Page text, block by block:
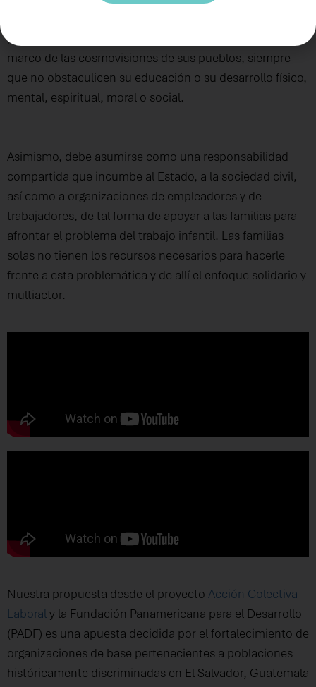
permanencia de sus valores, cultura e identidad, en el
marco de las cosmovisiones de sus pueblos, siempre
que no obstaculicen su educación o su desarrollo físico,
mental, espiritual, moral o social.
Asimismo, debe asumirse como una responsabilidad
compartida que incumbe al Estado, a la sociedad civil,
así como a organizaciones de empleadores y de
trabajadores, de tal forma de apoyar a las familias para
afrontar el problema del trabajo infantil. Las familias
solas no tienen los recursos necesarios para hacerle
frente a esta problemática y de allí el enfoque solidario y
multiactor.
Nuestra propuesta desde el proyecto Acción Colectiva
Laboraly la Fundación Panamericana para el Desarrollo
(PADF) es una apuesta decidida por el fortalecimiento de
organizaciones de base pertenecientes a poblaciones
históricamente discriminadas en El Salvador, Guatemala